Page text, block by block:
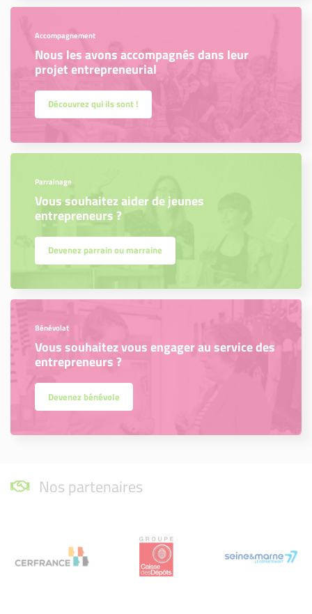
Accompagnement
Nous les avons accompagnés dans leur
projet entrepreneurial
Découvrez qui ils sont !
Parrainage
Vous souhaitez aider de jeunes
entrepreneurs ?
Devenez parrain ou marraine
Bénévolat
Vous souhaitez vous engager au service des
entrepreneurs ?
Devenez bénévole
Nos partenaires